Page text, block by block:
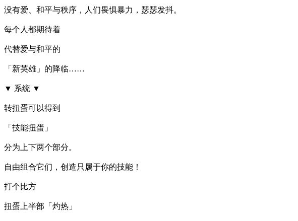
没有爱、和平与秩序，人们畏惧暴力，瑟瑟发抖。
每个人都期待着
代替爱与和平的
「新英雄」的降临……
▼ 系统 ▼
转扭蛋可以得到
「技能扭蛋」
分为上下两个部分。
自由组合它们，创造只属于你的技能！
打个比方
扭蛋上半部「灼热」